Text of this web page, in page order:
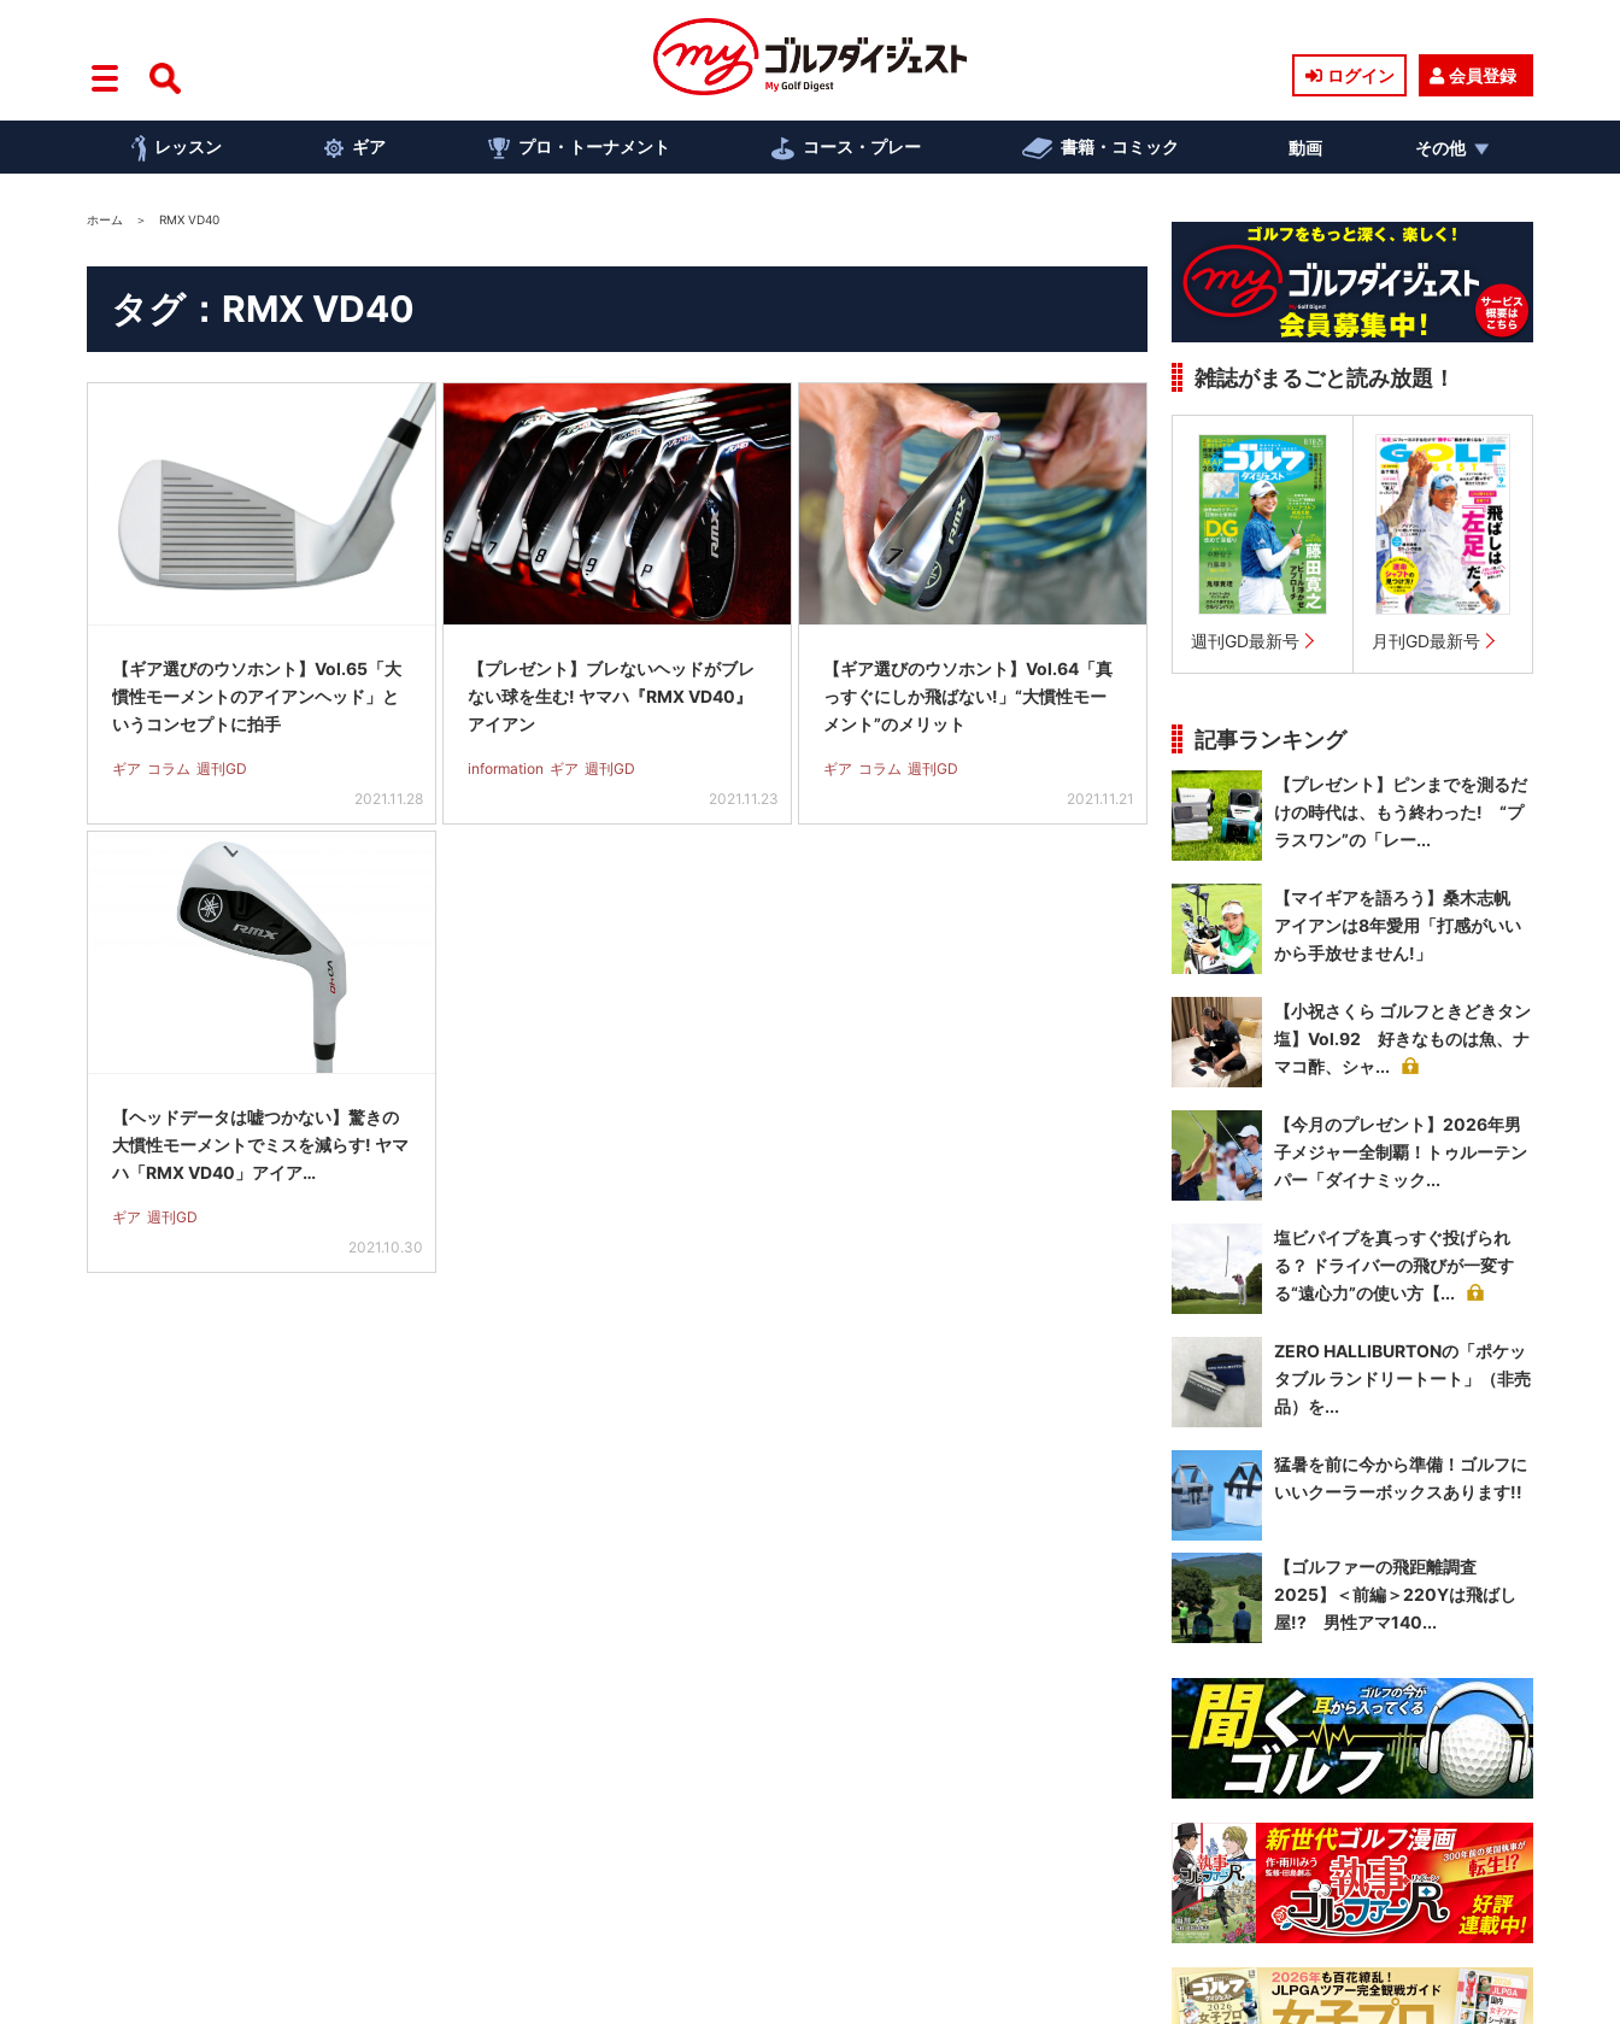
ログイン 会員登録
レッスン ギア プロ・トーナメント コース・プレー 書籍・コミック 動画 その他
ホーム RMX VD40
タグ：RMX VD40
【ギア選びのウソホント】Vol.65「大
慣性モーメントのアイアンヘッド」と
いうコンセプトに拍手
ギア コラム 週刊GD
2021.11.28
【プレゼント】ブレないヘッドがブレ
ない球を生む! ヤマハ『RMX VD40』
アイアン
information ギア 週刊GD
2021.11.23
【ギア選びのウソホント】Vol.64「真
っすぐにしか飛ばない!」“大慣性モー
メント”のメリット
ギア コラム 週刊GD
2021.11.21
【ヘッドデータは嘘つかない】驚きの
大慣性モーメントでミスを減らす! ヤマ
ハ「RMX VD40」アイア…
ギア 週刊GD
2021.10.30
雑誌がまるごと読み放題！
週刊GD最新号 月刊GD最新号
記事ランキング
【プレゼント】ピンまでを測るだ
けの時代は、もう終わった! “プ
ラスワン”の「レー...
【マイギアを語ろう】桑木志帆
アイアンは8年愛用「打感がいい
から手放せません!」
【小祝さくら ゴルフときどきタン
塩】Vol.92 好きなものは魚、ナ
マコ酢、シャ...
【今月のプレゼント】2026年男
子メジャー全制覇！トゥルーテン
パー「ダイナミック...
塩ビパイプを真っすぐ投げられ
る？ ドライバーの飛びが一変す
る“遠心力”の使い方【...
ZERO HALLIBURTONの「ポケッ
タブル ランドリートート」（非売
品）を...
猛暑を前に今から準備！ゴルフに
いいクーラーボックスあります!!
【ゴルファーの飛距離調査
2025】＜前編＞220Yは飛ばし
屋!? 男性アマ140...